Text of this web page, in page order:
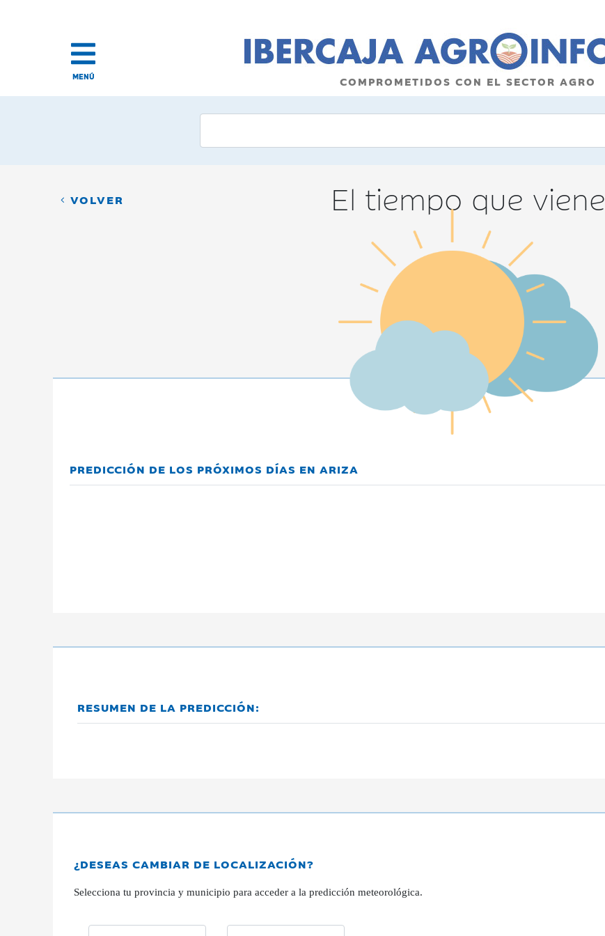
MENÚ COMPROMETIDOS CON EL SECTOR AGRO
VOLVER El tiempo que viene
PREDICCIÓN DE LOS PRÓXIMOS DÍAS EN ARIZA
RESUMEN DE LA PREDICCIÓN:
¿DESEAS CAMBIAR DE LOCALIZACIÓN?
Selecciona tu provincia y municipio para acceder a la predicción meteorológica.